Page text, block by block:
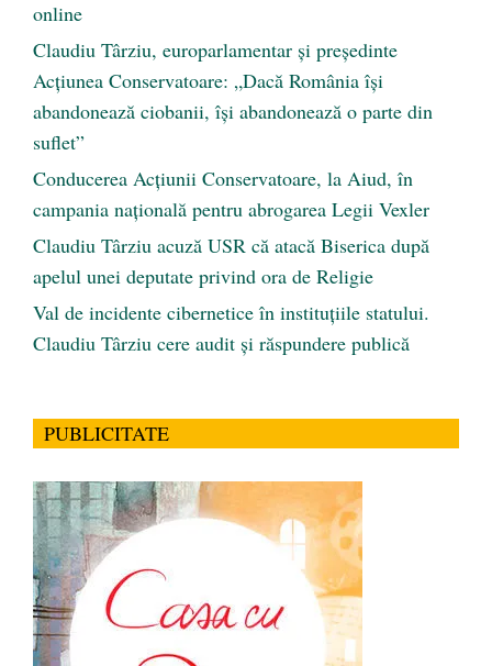
online
Claudiu Târziu, europarlamentar și președinte
Acțiunea Conservatoare: „Dacă România își
abandonează ciobanii, își abandonează o parte din
suflet”
Conducerea Acțiunii Conservatoare, la Aiud, în
campania națională pentru abrogarea Legii Vexler
Claudiu Târziu acuză USR că atacă Biserica după
apelul unei deputate privind ora de Religie
Val de incidente cibernetice în instituțiile statului.
Claudiu Târziu cere audit și răspundere publică
PUBLICITATE